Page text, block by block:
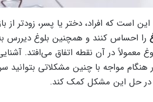
است که افراد، دختر یا پسر، زودتر از
را احساس کنند و همچنین بلوغ دیررس
معمولاً در آن نقطه اتفاق می‌افتد.
هنگام مواجه با چنین مشکلاتی
در حل این مشکل کمک کند.